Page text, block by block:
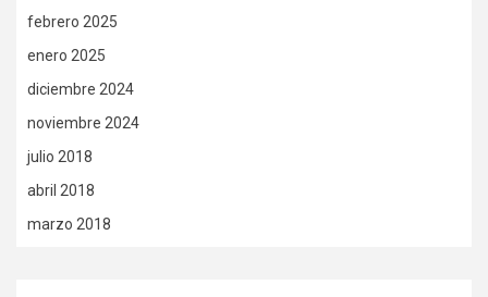
febrero 2025
enero 2025
diciembre 2024
noviembre 2024
julio 2018
abril 2018
marzo 2018